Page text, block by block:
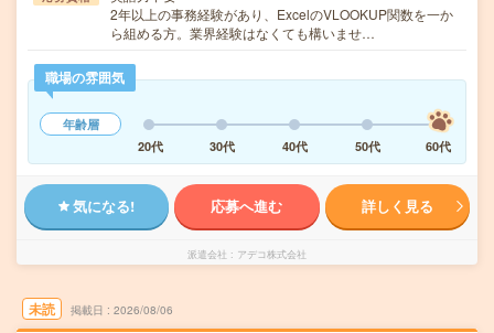
2年以上の事務経験があり、ExcelのVLOOKUP関数を一か
ら組める方。業界経験はなくても構いませ…
職場の雰囲気
年齢層
20代
30代 40代 50代 60代
気になる! 応募へ進む 詳しく見る
派遣会社 アデコ株式会社
未読 掲載日 2026/08/06